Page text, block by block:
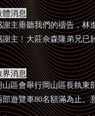
體消息
謝主垂聽我們的禱告，林
謝主﹗大莊佘森隆弟兄已
界消息
山區會舉行岡山區長執東
部遊覽車80名額滿為止。